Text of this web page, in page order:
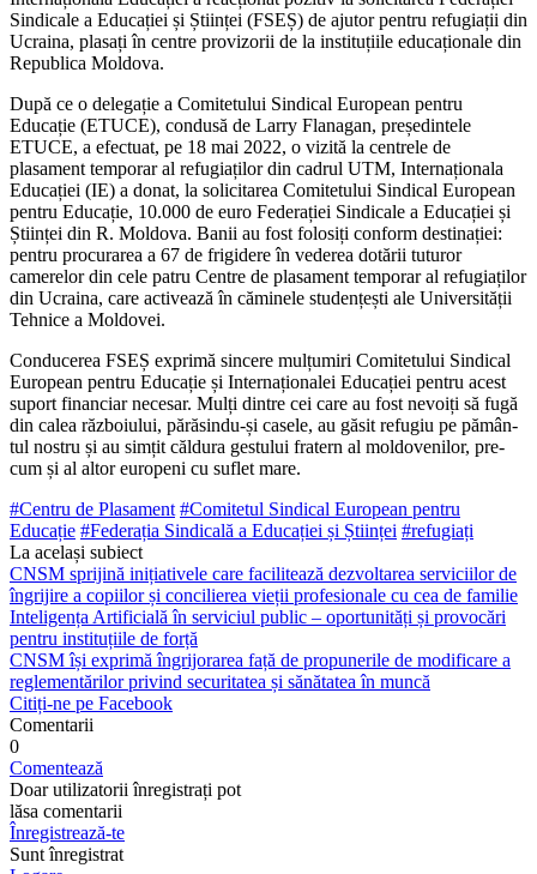
Sindicale a Educației și Științei (FSEȘ) de ajutor pentru refugiații din
Ucraina, plasați în centre provizorii de la instituțiile educaționale din
Republica Moldova.
După ce o delegație a Comitetului Sindical European pentru
Educație (ETUCE), condusă de Larry Flanagan, președintele
ETUCE, a efectuat, pe 18 mai 2022, o vizită la centrele de
plasament temporar al refugiaților din cadrul UTM, Internaționala
Educației (IE) a donat, la solicitarea Comitetului Sindical European
pentru Educație, 10.000 de euro Federației Sindicale a Educației și
Științei din R. Moldova. Banii au fost folosiți conform destinației:
pentru procurarea a 67 de frigidere în vederea dotării tuturor
camerelor din cele patru Centre de plasament temporar al refugiaților
din Ucraina, care activează în căminele studențești ale Universității
Tehnice a Moldovei.
Conducerea FSEȘ exprimă sincere mulțumiri Comitetului Sindical
European pentru Educație și Internaționalei Educației pentru acest
suport financiar necesar. Mulți dintre cei care au fost nevoiți să fugă
din calea războiului, părăsindu-și casele, au găsit refugiu pe pămân­
tul nostru și au simțit căldura gestului fratern al moldovenilor, pre­
cum și al altor europeni cu suflet mare.
#Centru de Plasament #Comitetul Sin­dical European pentru
Educație #Federația Sin­dicală a Educației și Științei #refugiați
La același subiect
CNSM sprijină inițiativele care facilitează dezvoltarea serviciilor de
îngrijire a copiilor și concilierea vieții profesionale cu cea de familie
Inteligența Artificială în serviciul public – oportunități și provocări
pentru instituțiile de forță
CNSM își exprimă îngrijorarea față de propunerile de modificare a
reglementărilor privind securitatea și sănătatea în muncă
Citiți-ne pe Facebook
Comentarii
0
Comentează
Doar utilizatorii înregistrați pot
lăsa comentarii
Înregistrează-te
Sunt înregistrat